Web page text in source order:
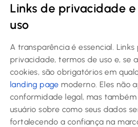
Links de privacidade
uso
A transparência é essencial.
privacidade, termos de uso e, se
cookies, são obrigatórios em
landing page moderno. Eles não
conformidade legal, mas
usuário sobre como seus dados
fortalecendo a confiança na